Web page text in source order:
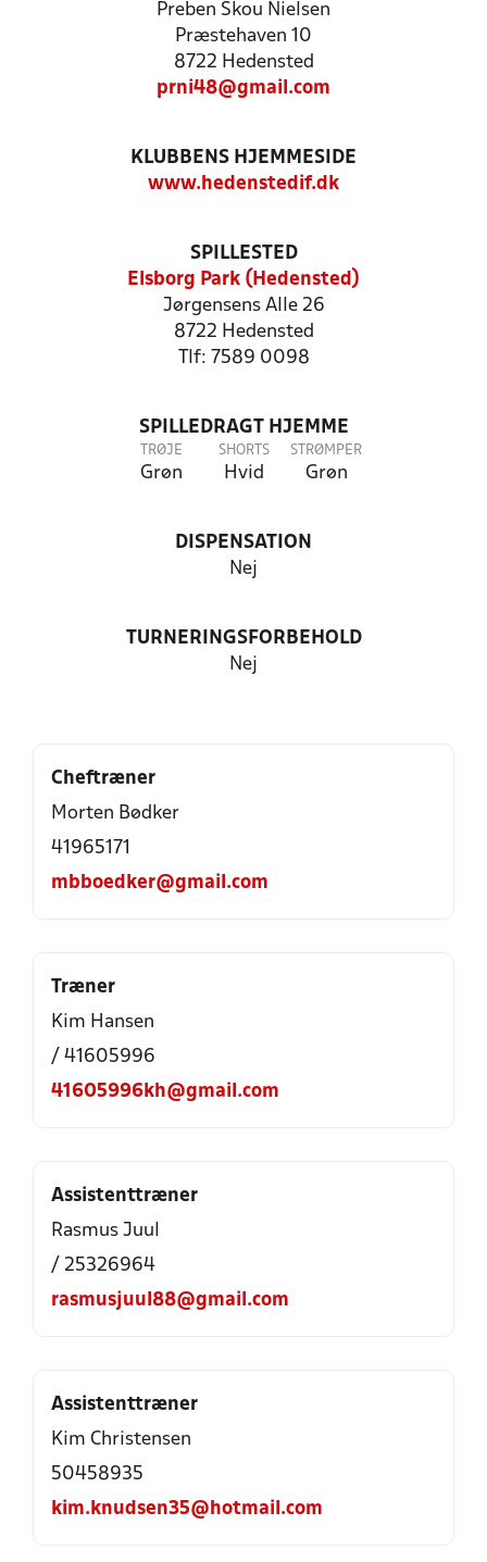
Preben Skou Nielsen
Præstehaven 10
8722 Hedensted
prni48@gmail.com
KLUBBENS HJEMMESIDE
www.hedenstedif.dk
SPILLESTED
Elsborg Park (Hedensted)
Jørgensens Alle 26
8722 Hedensted
Tlf: 7589 0098
SPILLEDRAGT HJEMME
TRØJE
Grøn
SHORTS
Hvid
STRØMPER
Grøn
DISPENSATION
Nej
TURNERINGSFORBEHOLD
Nej
Cheftræner
Morten Bødker
41965171
mbboedker@gmail.com
Træner
Kim Hansen
/ 41605996
41605996kh@gmail.com
Assistenttræner
Rasmus Juul
/ 25326964
rasmusjuul88@gmail.com
Assistenttræner
Kim Christensen
50458935
kim.knudsen35@hotmail.com